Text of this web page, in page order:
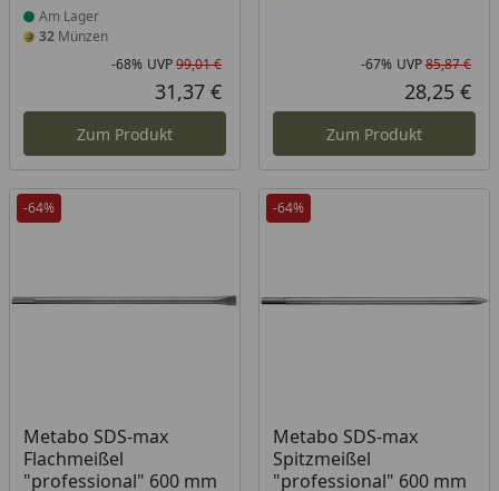
Am Lager
32 Münzen
Rabatt in Prozent
-68%
Ursprünglicher Preis
UVP99,01 €
Aktueller Preis
31,37 €
Zum Produkt
-67% UVP85,87 €
28,25 €
Zum Produkt
-64%
Metabo SDS-max
Flachmeißel
"professional" 600 mm
-64%
Metabo SDS-max
Spitzmeißel
"professional" 600 mm